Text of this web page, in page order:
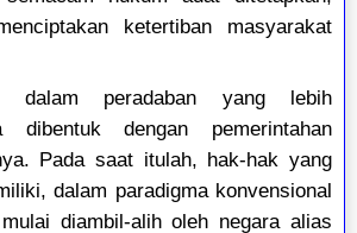
ketertiban masyarakat
dalam peradaban yang lebih
dibentuk dengan pemerintahan
Pada saat itulah, hak-hak yang
dalam paradigma konvensional
diambil-alih oleh negara alias